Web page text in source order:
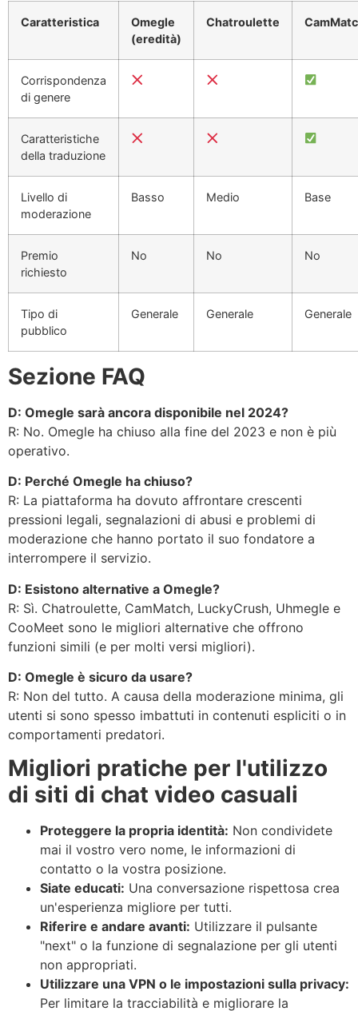
Caratteristica
Omegle
(eredità)
Chatroulette
Corrispondenza
di genere
Caratteristiche
della traduzione
Livello di
moderazione
Basso Medio Base
Premio
richiesto
No No No
Tipo di
pubblico
Generale Generale Generale
Sezione FAQ
D: Omegle sarà ancora disponibile nel 2024?
R: No. Omegle ha chiuso alla fine del 2023 e non è più
operativo.
D: Perché Omegle ha chiuso?
R: La piattaforma ha dovuto affrontare crescenti
pressioni legali, segnalazioni di abusi e problemi di
moderazione che hanno portato il suo fondatore a
interrompere il servizio.
D: Esistono alternative a Omegle?
R: Sì. Chatroulette, CamMatch, LuckyCrush, Uhmegle e
CooMeet sono le migliori alternative che offrono
funzioni simili (e per molti versi migliori).
D: Omegle è sicuro da usare?
R: Non del tutto. A causa della moderazione minima, gli
utenti si sono spesso imbattuti in contenuti espliciti o in
comportamenti predatori.
Migliori pratiche per l'utilizzo
di siti di chat video casuali
Proteggere la propria identità: Non condividete
mai il vostro vero nome, le informazioni di
contatto o la vostra posizione.
Siate educati: Una conversazione rispettosa crea
un'esperienza migliore per tutti.
Riferire e andare avanti: Utilizzare il pulsante
"next" o la funzione di segnalazione per gli utenti
non appropriati.
Utilizzare una VPN o le impostazioni sulla privacy:
Per limitare la tracciabilità e migliorare la